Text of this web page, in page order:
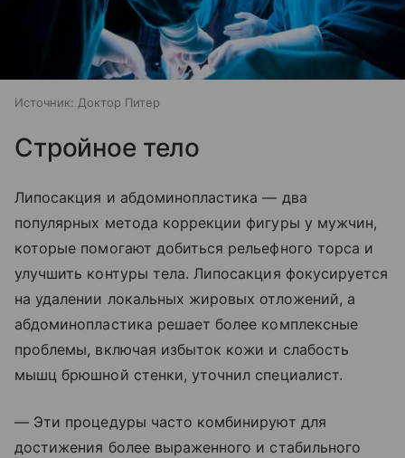
Источник: Доктор Питер
Стройное тело
Липосакция и абдоминопластика — два
популярных метода коррекции фигуры у мужчин,
которые помогают добиться рельефного торса и
улучшить контуры тела. Липосакция фокусируется
на удалении локальных жировых отложений, а
абдоминопластика решает более комплексные
проблемы, включая избыток кожи и слабость
мышц брюшной стенки, уточнил специалист.
— Эти процедуры часто комбинируют для
достижения более выраженного и стабильного